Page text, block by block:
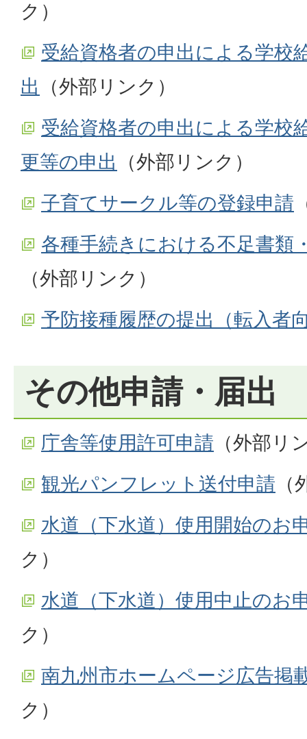
ク）
受給資格者の申出による学校
出
（外部リンク）
受給資格者の申出による学校
更等の申出
（外部リンク）
子育てサークル等の登録申請
各種手続きにおける不足書類
（外部リンク）
予防接種履歴の提出（転入者
その他申請・届出
庁舎等使用許可申請 （外部リ
観光パンフレット送付申請
水道（下水道）使用開始のお
ク）
水道（下水道）使用中止のお
ク）
南九州市ホームページ広告掲
ク）